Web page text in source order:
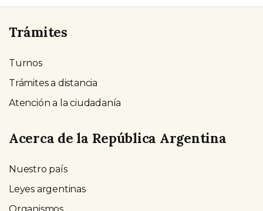
Trámites
Turnos
Trámites a distancia
Atención a la ciudadanía
Acerca de la República Argentina
Nuestro país
Leyes argentinas